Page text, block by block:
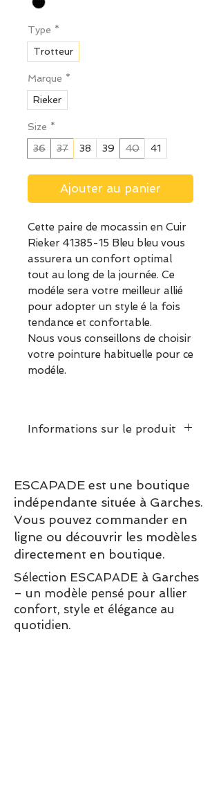
Type *
Trotteur
Marque *
Rieker
Size *
36
37 38 39 40 41
Ajouter au panier
Cette paire de mocassin en Cuir
Rieker 41385-15 Bleu bleu vous
assurera un confort optimal
tout au long de la journée. Ce
modéle sera votre meilleur allié
pour adopter un style é la fois
tendance et confortable.
Nous vous conseillons de choisir
votre pointure habituelle pour ce
modéle.
Informations sur le produit
Talon 3,3 cm
ESCAPADE est une boutique
indépendante située à Garches.
Vous pouvez commander en
ligne ou découvrir les modèles
directement en boutique.
Sélection ESCAPADE à Garches
– un modèle pensé pour allier
confort, style et élégance au
quotidien.